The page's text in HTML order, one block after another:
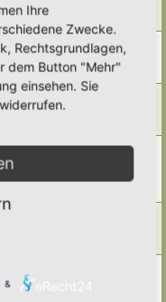
2025, 15:40
roboris animi et pax
Mär 2025, 21:17
16:12
im Hortus
Ihre
Zwecke.
Rechtsgrundlagen,
dem Button "Mehr"
einsehen. Sie
&